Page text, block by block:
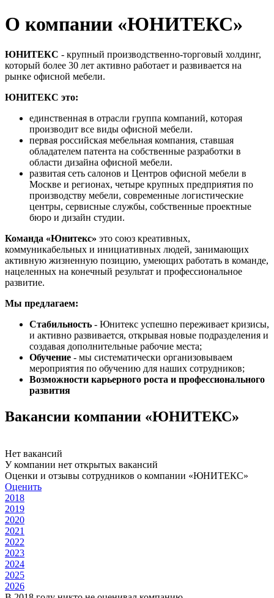
О компании «ЮНИТЕКС»
ЮНИТЕКС - крупный производственно-торговый холдинг,
который более 30 лет активно работает и развивается на
рынке офисной мебели.
ЮНИТЕКС это:
единственная в отрасли группа компаний, которая
производит все виды офисной мебели.
первая российская мебельная компания, ставшая
обладателем патента на собственные разработки в
области дизайна офисной мебели.
развитая сеть салонов и Центров офисной мебели в
Москве и регионах, четыре крупных предприятия по
производству мебели, современные логистические
центры, сервисные службы, собственные проектные
бюро и дизайн студии.
Команда «Юнитекс» это союз креативных,
коммуникабельных и инициативных людей, занимающих
активную жизненную позицию, умеющих работать в команде,
нацеленных на конечный результат и профессиональное
развитие.
Мы предлагаем:
Стабильность - Юнитекс успешно переживает кризисы,
и активно развивается, открывая новые подразделения и
создавая дополнительные рабочие места;
Обучение - мы систематически организовываем
мероприятия по обучению для наших сотрудников;
Возможности карьерного роста и профессионального
развития
Вакансии компании «ЮНИТЕКС»
Нет вакансий
У компании нет открытых вакансий
Оценки и отзывы сотрудников о компании «ЮНИТЕКС»
Оценить
2018
2019
2020
2021
2022
2023
2024
2025
2026